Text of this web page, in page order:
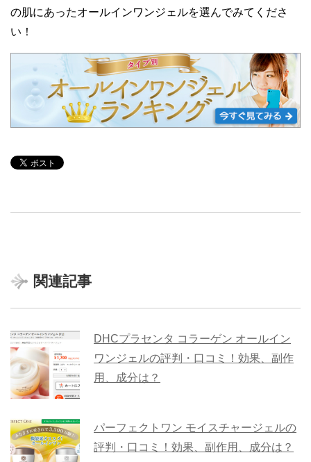
の肌にあったオールインワンジェルを選んでみてくださ
い！
関連記事
DHCプラセンタ コラーゲン オールイン
ワンジェルの評判・口コミ！効果、副作
用、成分は？
パーフェクトワン モイスチャージェルの
評判・口コミ！効果、副作用、成分は？